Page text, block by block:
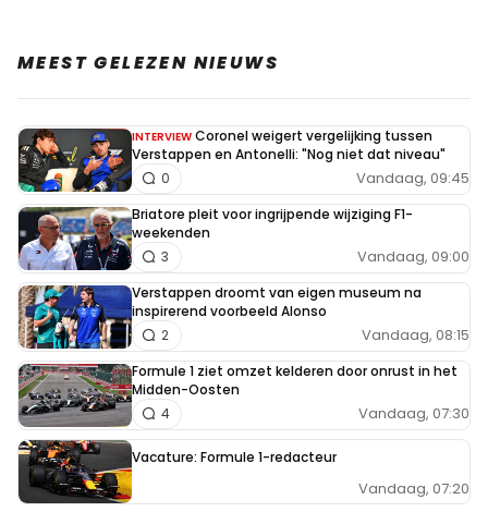
Meepraten? Dat kan! Je hoeft je alleen maar aan te
melden met een RN365-account.
INLOGGEN AANMELDEN
MEEST GELEZEN NIEUWS
INTERVIEW Coronel weigert vergelijking tussen
Verstappen en Antonelli: "Nog niet dat niveau"
Vandaag, 09:45
0
Briatore pleit voor ingrijpende wijziging F1-
weekenden
Vandaag, 09:00
3
Verstappen droomt van eigen museum na
inspirerend voorbeeld Alonso
Vandaag, 08:15
2
Formule 1 ziet omzet kelderen door onrust in het
Midden-Oosten
Vandaag, 07:30
4
Vacature: Formule 1-redacteur
Vandaag, 07:20